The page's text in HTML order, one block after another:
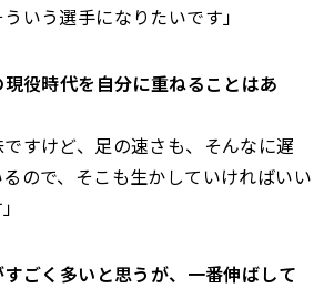
いう選手になりたいです」
現役時代を自分に重ねることはあ
すけど、足の速さも、そんなに遅
ので、そこも生かしていければいい
すごく多いと思うが、一番伸ばして